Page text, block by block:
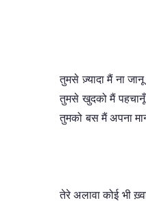
तुमसे ज़्यादा मैं ना जानू
तुमसे खुदको मैं पहचानूँ
तुमको बस मैं अपना
तेरे अलावा कोई भी